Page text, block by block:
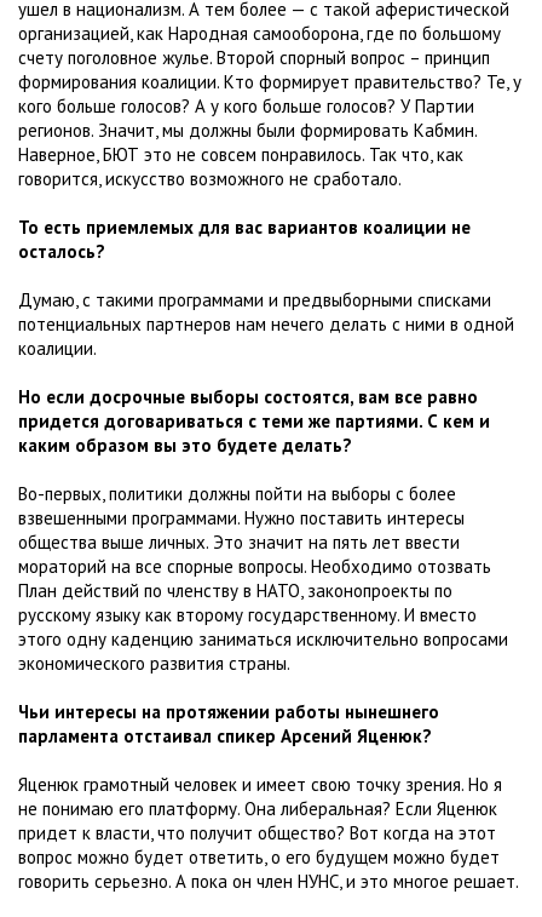
ушел в национализм. А тем более — с такой аферистической
организацией, как Народная самооборона, где по большому
счету поголовное жулье. Второй спорный вопрос – принцип
формирования коалиции. Кто формирует правительство? Те, у
кого больше голосов? А у кого больше голосов? У Партии
регионов. Значит, мы должны были формировать Кабмин.
Наверное, БЮТ это не совсем понравилось. Так что, как
говорится, искусство возможного не сработало.
То есть приемлемых для вас вариантов коалиции не
осталось?
Думаю, с такими программами и предвыборными списками
потенциальных партнеров нам нечего делать с ними в одной
коалиции.
Но если досрочные выборы состоятся, вам все равно
придется договариваться с теми же партиями. С кем и
каким образом вы это будете делать?
Во-первых, политики должны пойти на выборы с более
взвешенными программами. Нужно поставить интересы
общества выше личных. Это значит на пять лет ввести
мораторий на все спорные вопросы. Необходимо отозвать
План действий по членству в НАТО, законопроекты по
русскому языку как второму государственному. И вместо
этого одну каденцию заниматься исключительно вопросами
экономического развития страны.
Чьи интересы на протяжении работы нынешнего
парламента отстаивал спикер Арсений Яценюк?
Яценюк грамотный человек и имеет свою точку зрения. Но я
не понимаю его платформу. Она либеральная? Если Яценюк
придет к власти, что получит общество? Вот когда на этот
вопрос можно будет ответить, о его будущем можно будет
говорить серьезно. А пока он член НУНС, и это многое решает.